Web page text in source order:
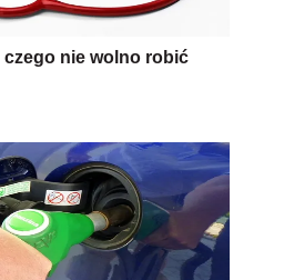
nie wolno robić